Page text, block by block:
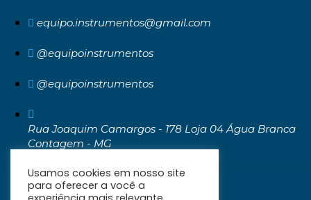
equipo.instrumentos@gmail.com
@equipoinstrumentos
@equipoinstrumentos
Rua Joaquim Camargos - 178 Loja 04 Água Branca
Contagem - MG
Usamos cookies em nosso site
para oferecer a você a